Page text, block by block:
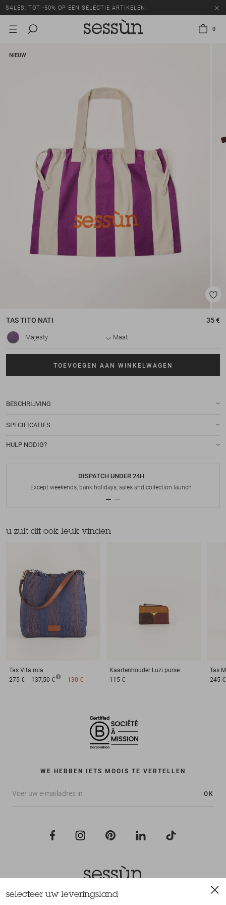
SALES: TOT -50% OP EEN SELECTIE ARTIKELEN.
0
NIEUW
TASTITO NATI 35 €
Majesty Maat
TOEVOEGEN AAN WINKELWAGEN
BESCHRIJVING
SPECIFICATIES
HULP NODIG?
DISPATCH UNDER 24H
Except weekends, bank holidays, sales and collection launch
u zult dit ook leuk vinden
Tas Vita mia
275 €
137,50 € 130 €
Kaartenhouder Luzi purse
115 €
Tas
245 €
WE HEBBEN IETS MOOIS TE VERTELLEN
OK
Alle rechten voorbehouden Sessùn 2022
selecteer uw leveringsland